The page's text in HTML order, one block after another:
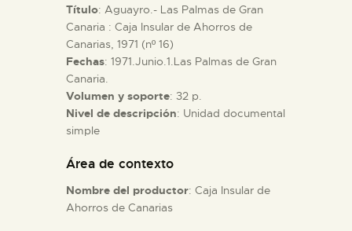
COLECCIONES
DIDÁCTICA
ESPAÑOL
Título: Aguayro.- Las Palmas de Gran
Canaria : Caja Insular de Ahorros de
Canarias, 1971 (nº 16)
Fechas: 1971.Junio.1.Las Palmas de Gran
Canaria.
Volumen y soporte: 32 p.
Nivel de descripción: Unidad documental
simple
Área de contexto
Nombre del productor: Caja Insular de
Ahorros de Canarias